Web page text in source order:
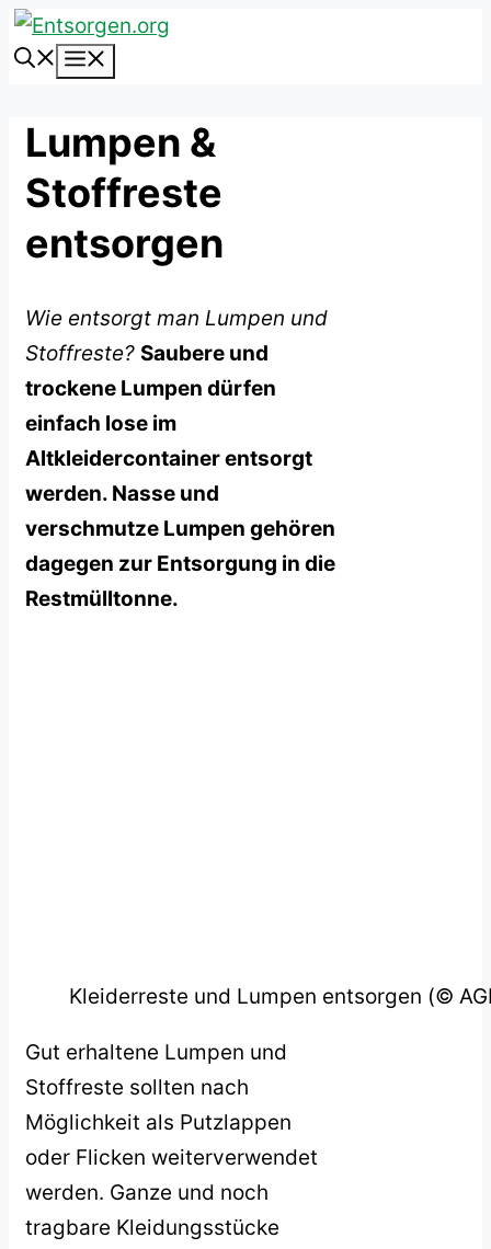
Zum
Inhalt
Lumpen &
Stoffreste
entsorgen
Wie entsorgt man Lumpen und
Stoffreste? Saubere und
trockene Lumpen dürfen
einfach lose im
Altkleidercontainer entsorgt
werden. Nasse und
verschmutze Lumpen gehören
dagegen zur Entsorgung in die
Restmülltonne.
Kleiderreste und Lumpen entsorgen (©
Gut erhaltene Lumpen und
Stoffreste sollten nach
Möglichkeit als Putzlappen
oder Flicken weiterverwendet
werden. Ganze und noch
tragbare Kleidungsstücke